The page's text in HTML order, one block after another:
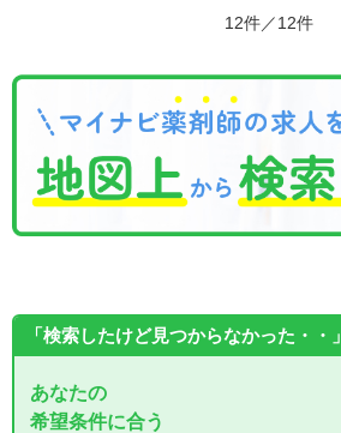
12件／12件
「検索したけど見つからなかった・・」
あなたの
希望条件に合う